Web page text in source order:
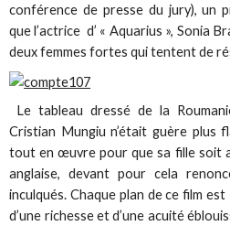
conférence de presse du jury), un
que l’actrice d’ « Aquarius », Sonia
deux femmes fortes qui tentent de
Le tableau dressé de la
Cristian Mungiu n’était guère plus
tout en œuvre pour que sa fille soit
anglaise, devant pour cela
inculqués. Chaque plan de ce film
d’une richesse et d’une acuité